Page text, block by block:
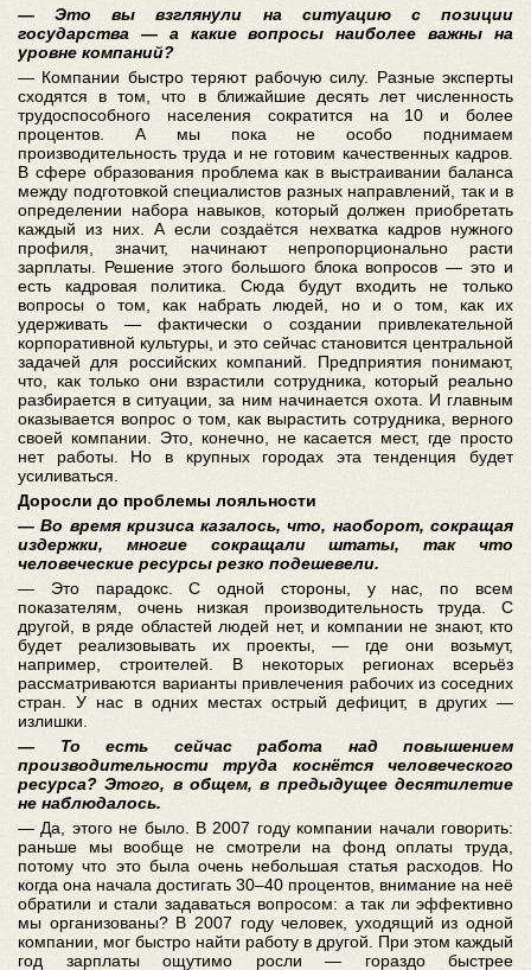
— Это вы взглянули на ситуацию с позиции
государства — а какие вопросы наиболее важны на
уровне компаний?
— Компании быстро теряют рабочую силу. Разные эксперты
сходятся в том, что в ближайшие десять лет численность
трудоспособного населения сократится на 10 и более
процентов. А мы пока не особо поднимаем
производительность труда и не готовим качественных кадров.
В сфере образования проблема как в выстраивании баланса
между подготовкой специалистов разных направлений, так и в
определении набора навыков, который должен приобретать
каждый из них. А если создаётся нехватка кадров нужного
профиля, значит, начинают непропорционально расти
зарплаты. Решение этого большого блока вопросов — это и
есть кадровая политика. Сюда будут входить не только
вопросы о том, как набрать людей, но и о том, как их
удерживать — фактически о создании привлекательной
корпоративной культуры, и это сейчас становится центральной
задачей для российских компаний. Предприятия понимают,
что, как только они взрастили сотрудника, который реально
разбирается в ситуации, за ним начинается охота. И главным
оказывается вопрос о том, как вырастить сотрудника, верного
своей компании. Это, конечно, не касается мест, где просто
нет работы. Но в крупных городах эта тенденция будет
усиливаться.
Доросли до проблемы лояльности
— Во время кризиса казалось, что, наоборот, сокращая
издержки, многие сокращали штаты, так что
человеческие ресурсы резко подешевели.
— Это парадокс. С одной стороны, у нас, по всем
показателям, очень низкая производительность труда. С
другой, в ряде областей людей нет, и компании не знают, кто
будет реализовывать их проекты, — где они возьмут,
например, строителей. В некоторых регионах всерьёз
рассматриваются варианты привлечения рабочих из соседних
стран. У нас в одних местах острый дефицит, в других —
излишки.
— То есть сейчас работа над повышением
производительности труда коснётся человеческого
ресурса? Этого, в общем, в предыдущее десятилетие
не наблюдалось.
— Да, этого не было. В 2007 году компании начали говорить:
раньше мы вообще не смотрели на фонд оплаты труда,
потому что это была очень небольшая статья расходов. Но
когда она начала достигать 30–40 процентов, внимание на неё
обратили и стали задаваться вопросом: а так ли эффективно
мы организованы? В 2007 году человек, уходящий из одной
компании, мог быстро найти работу в другой. При этом каждый
год зарплаты ощутимо росли — гораздо быстрее